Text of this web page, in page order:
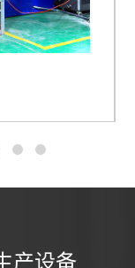
产设备